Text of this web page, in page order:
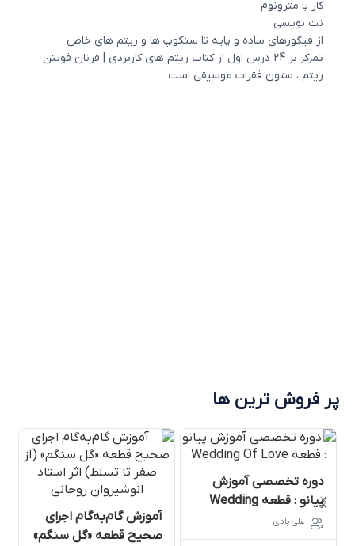
کار با مترونوم
نت نویسی
از فیگورهای ساده و پایه تا سنکوپ ها و ریتم های خاص
تمرکز بر 24 درس اول از کتاب ریتم های کاربردی | فرنان فونتن
ریتم ، ستون فقرات موسیقی است
پر فروش ترین ها
دوره تخصصی آموزش
پیانو : قطعه Wedding
Of Love
علی بادی
آموزش گام‌به‌گام اجرای
صحیح قطعه «گل سنگم»